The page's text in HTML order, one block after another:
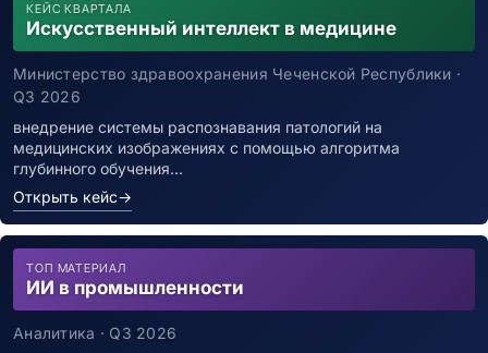
КЕЙС КВАРТАЛА
Искусственный интеллект в медицине
Министерство здравоохранения Чеченской Республики ·
Q3 2026
внедрение системы распознавания патологий на
медицинских изображениях с помощью алгоритма
глубинного обучения…
Открыть кейс→
ТОП МАТЕРИАЛ
ИИ в промышленности
Аналитика · Q3 2026